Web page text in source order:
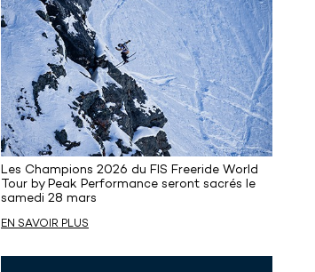
Les Champions 2026 du FIS Freeride World
Tour by Peak Performance seront sacrés le
samedi 28 mars
EN SAVOIR PLUS